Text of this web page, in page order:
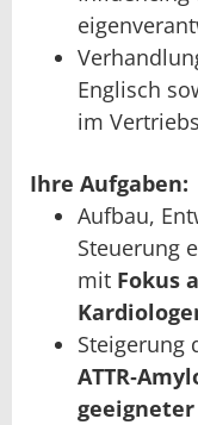
Englisch
im
Ihre Aufgaben:
Aufbau,
Steuerung
mit Fokus
Steigerung